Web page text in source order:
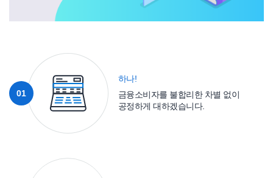
01
하나!
금융소비자를 불합리한 차별 없이
공정하게 대하겠습니다.